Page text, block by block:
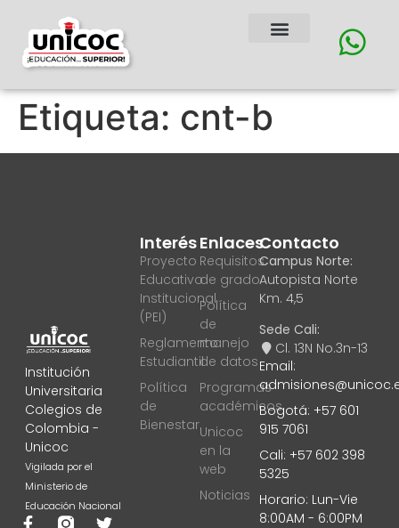
Etiqueta: cnt-b
Institución
Universitaria
Colegios de
Colombia -
Unicoc
Vigilada por el
Ministerio de
Educación Nacional
Enlaces
Requisitos
de grado
Política
de
manejo
de datos
Programas
académicos
Unicoc
en la
web
Noticias
Interés
Proyecto
Educativo
Institucional
(PEI)
Reglamento
Estudiantil
Política
de
Bienestar
Contacto
Campus Norte:
Autopista Norte
Km. 4,5
Sede Cali:
Cl. 13N No.3n-13
Email:
Bogotá: +57 601
915 7061
Cali: +57 602 398
5325
Horario: Lun-Vie
8:00AM - 6:00PM